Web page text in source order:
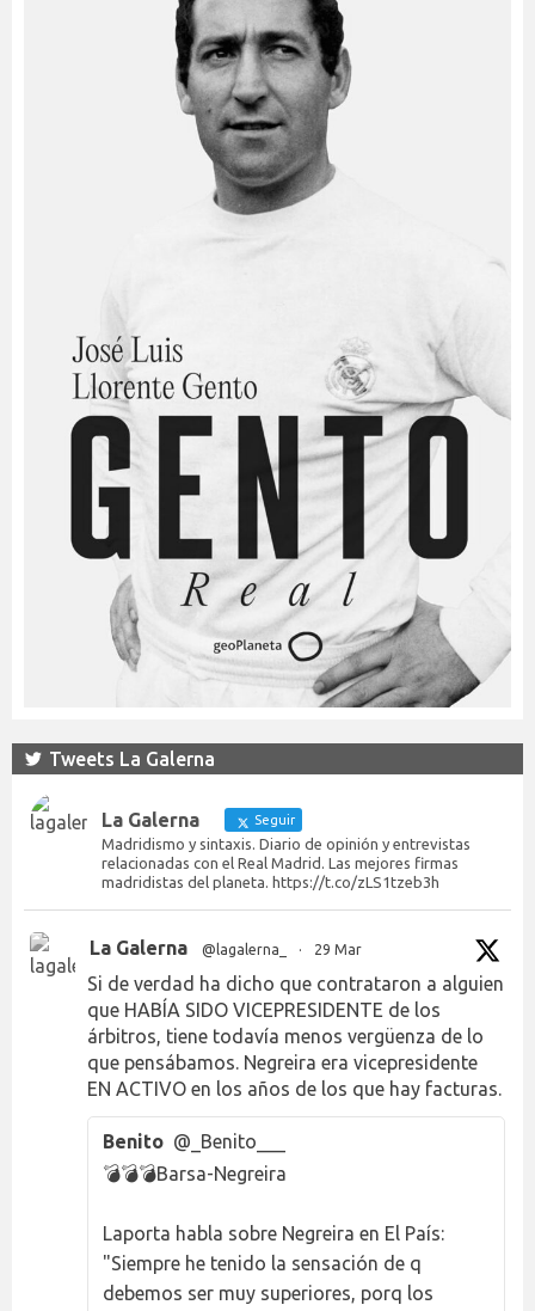
Tweets La Galerna
La Galerna Seguir
Madridismo y sintaxis. Diario de opinión y entrevistas
relacionadas con el Real Madrid. Las mejores firmas
madridistas del planeta. https://t.co/zLS1tzeb3h
La Galerna @lagalerna_ · 29 Mar
Si de verdad ha dicho que contrataron a alguien
que HABÍA SIDO VICEPRESIDENTE de los
árbitros, tiene todavía menos vergüenza de lo
que pensábamos. Negreira era vicepresidente
EN ACTIVO en los años de los que hay facturas.
Benito @_Benito___
💣💣💣Barsa-Negreira
Laporta habla sobre Negreira en El País:
"Siempre he tenido la sensación de q
debemos ser muy superiores, porq los